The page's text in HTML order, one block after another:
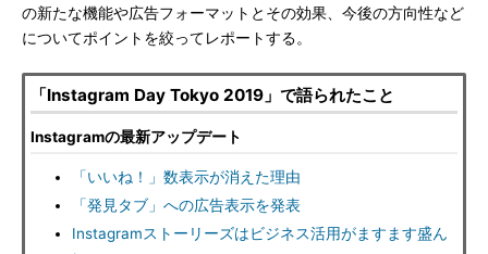
の新たな機能や広告フォーマットとその効果、今後の方向性など
についてポイントを絞ってレポートする。
「Instagram Day Tokyo 2019」で語られたこと
Instagramの最新アップデート
「いいね！」数表示が消えた理由
「発見タブ」への広告表示を発表
Instagramストーリーズはビジネス活用がますます盛ん